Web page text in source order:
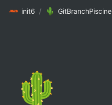
init6 / GitBranchPiscine
🌵